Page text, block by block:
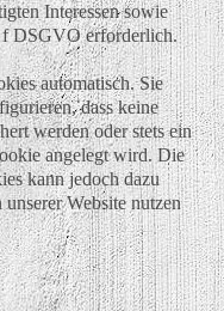
Interessen sowie
DSGVO erforderlich.
automatisch. Sie
dass keine
werden oder stets ein
angelegt wird. Die
kann jedoch dazu
Website nutzen